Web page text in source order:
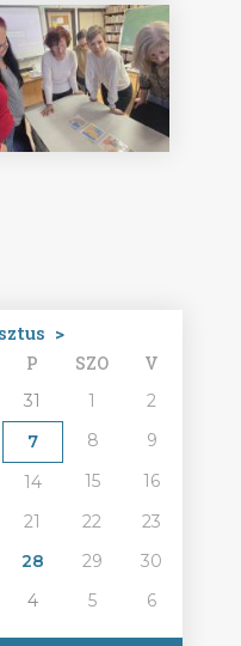
>
P SZO V
31 1
2
7 8
9
14 15
16
21 22
23
28 29
30
4 5 6